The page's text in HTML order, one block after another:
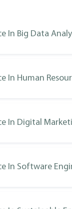
In Big Data
In Human
In Digital
In Software